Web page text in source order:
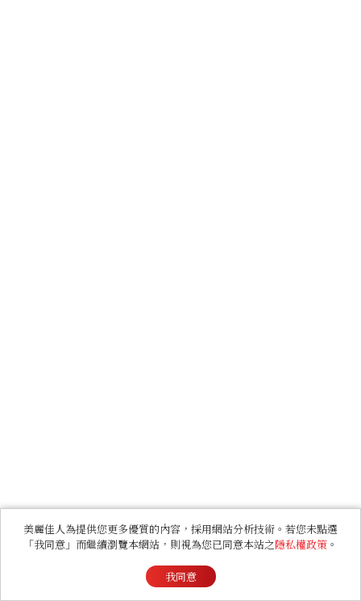
美麗佳人為提供您更多優質的內容，採用網站分析技術。若您未點選
「我同意」而繼續瀏覽本網站，則視為您已同意本站之隱私權政策 。
我同意